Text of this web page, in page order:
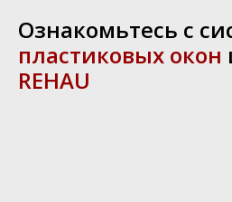
Ознакомьтесь с
пластиковых окон
REHAU